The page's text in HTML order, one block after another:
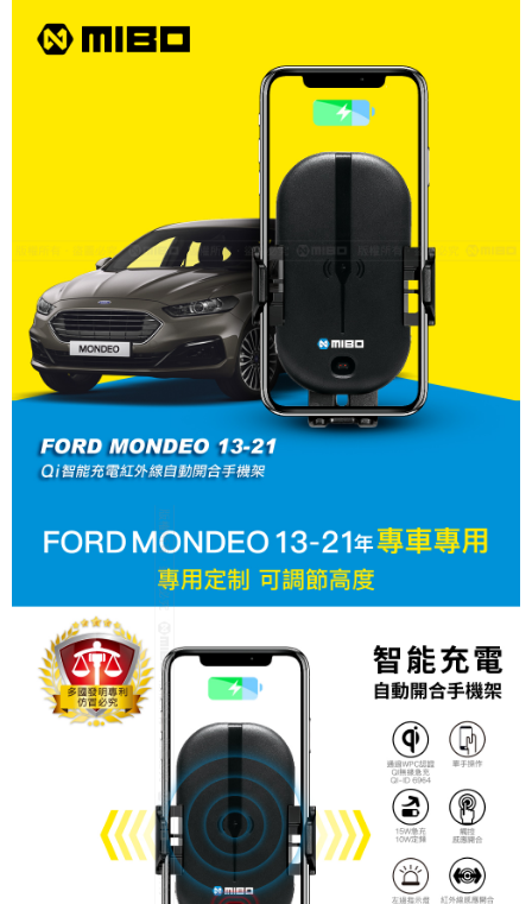
配送毎にNT$60、NT$699以上で送料無料
配送毎にNT$60、NT$699以上で送料無料